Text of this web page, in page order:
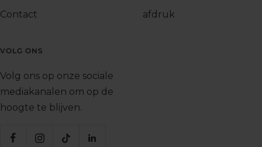
Contact afdruk
VOLG ONS
Volg ons op onze sociale
mediakanalen om op de
hoogte te blijven.